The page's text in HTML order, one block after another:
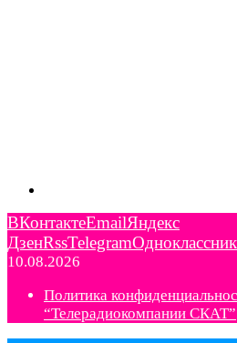
ВКонтактеEmailЯндекс
ДзенRssTelegram
10.08.2026
Политика
“Телерадиокомпании СКАТ”